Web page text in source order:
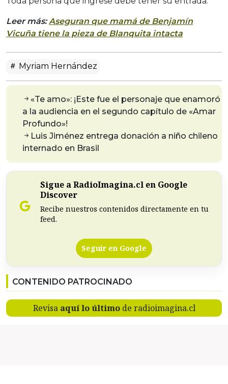
Leer más:Aseguran que mamá de Benjamín
Vicuña tiene la pieza de Blanquita intacta
Myriam Hernández
«Te amo»: ¡Este fue el personaje que enamoró
a la audiencia en el segundo capítulo de «Amar
Profundo»!
Luis Jiménez entrega donación a niño chileno
internado en Brasil
Sigue a RadioImagina.cl en Google
Discover
Recibe nuestros contenidos directamente en tu
feed.
Seguir en Google
CONTENIDO PATROCINADO
Revisa aquí lo últimode radioimagina.cl